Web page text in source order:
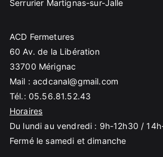
Serrurier Martignas-sur-Jalle
ACD Fermetures
60 Av. de la Libération
33700 Mérignac
Mail :acdcanal@gmail.com
Tél.: 05.56.81.52.43
Horaires
Du lundi au vendredi : 9h-12h30 /
Fermé le samedi et dimanche